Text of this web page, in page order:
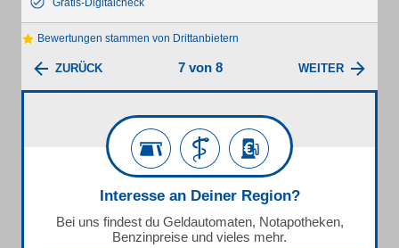
Gratis-Digitalcheck
Bewertungen stammen von Drittanbietern
ZURÜCK 7 von 8 WEITER
Interesse an Deiner Region?
Bei uns findest du Geldautomaten, Notapotheken,
Benzinpreise und vieles mehr.